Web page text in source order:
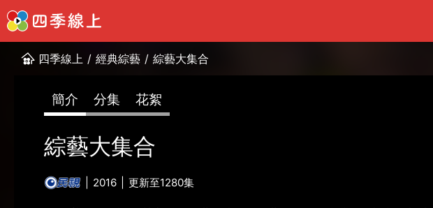
四季線上 / 經典綜藝 / 綜藝大集合
簡介 分集 花絮
綜藝大集合
2016 更新至1280集